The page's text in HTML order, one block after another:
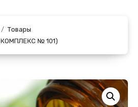
Товары
№ 101)